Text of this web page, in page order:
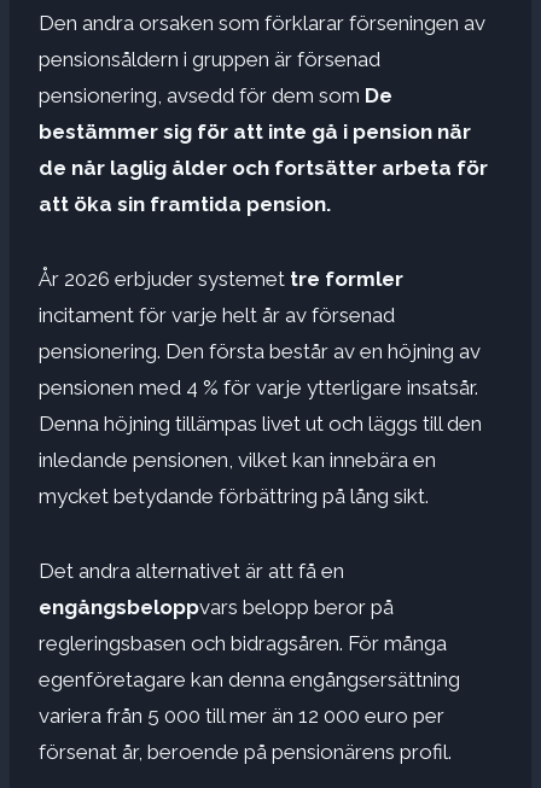
Den andra orsaken som förklarar förseningen av
pensionsåldern i gruppen är försenad
pensionering, avsedd för dem som De
bestämmer sig för att inte gå i pension när
de når laglig ålder och fortsätter arbeta för
att öka sin framtida pension.
År 2026 erbjuder systemet tre formler
incitament för varje helt år av försenad
pensionering. Den första består av en höjning av
pensionen med 4 % för varje ytterligare insatsår.
Denna höjning tillämpas livet ut och läggs till den
inledande pensionen, vilket kan innebära en
mycket betydande förbättring på lång sikt.
Det andra alternativet är att få en
engångsbeloppvars belopp beror på
regleringsbasen och bidragsåren. För många
egenföretagare kan denna engångsersättning
variera från 5 000 till mer än 12 000 euro per
försenat år, beroende på pensionärens profil.